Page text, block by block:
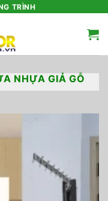
TRÌNH
NHỰA GIẢ GỖ